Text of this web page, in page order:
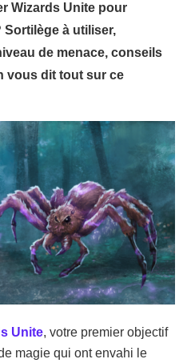
Wizards Unite pour
à utiliser,
de menace, conseils
vous dit tout sur ce
Unite, votre premier objectif
magie qui ont envahi le